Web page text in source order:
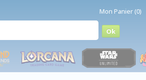
Mon Panier (0)